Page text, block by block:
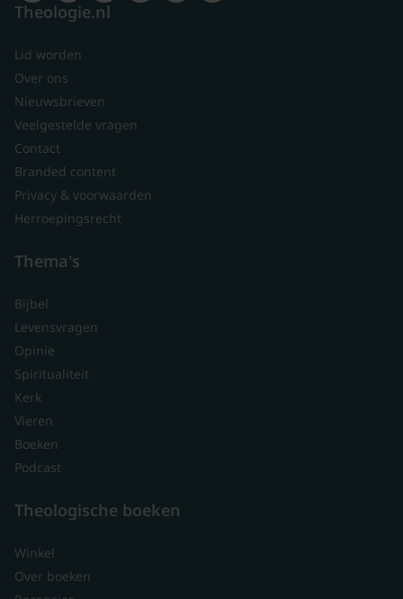
Theologie.nl
Lid worden
Over ons
Nieuwsbrieven
Veelgestelde vragen
Contact
Branded content
Privacy & voorwaarden
Herroepingsrecht
Thema's
Bijbel
Levensvragen
Opinie
Spiritualiteit
Kerk
Vieren
Boeken
Podcast
Theologische boeken
Winkel
Over boeken